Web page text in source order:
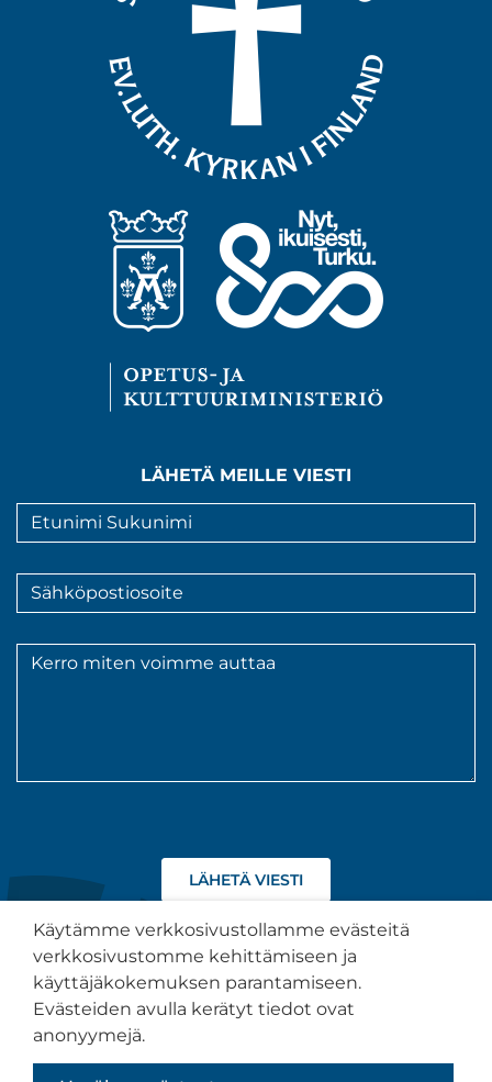
LÄHETÄ MEILLE VIESTI
Nimi
*
Sähköpostiosoite
*
Viesti
tietojeni
tietosuojaselosteen
kuvaamalla
tavalla.
Tietosuojaseloste
Saavutettavuusseloste
Käytämme verkkosivustollamme evästeitä
verkkosivustomme kehittämiseen ja
käyttäjäkokemuksen parantamiseen.
Evästeiden avulla kerätyt tiedot ovat
anonyymejä.